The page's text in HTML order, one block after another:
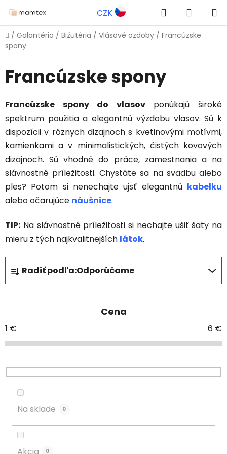
na
obsah
CZK Hľadať
KOŠÍK
Domov
/ Galantéria / Bižutéria / Vlásové ozdoby / Francúzske
spony
Francúzske spony
Francúzske spony do vlasovponúkajú široké
spektrum použitia a elegantnú výzdobu vlasov. Sú k
dispozícii v rôznych dizajnoch s kvetinovými motívmi,
kamienkami a v minimalistických, čistých kovových
dizajnoch. Sú vhodné do práce, zamestnania a na
slávnostné príležitosti. Chystáte sa na svadbu alebo
ples? Potom si nenechajte ujsť elegantnú kabelku
alebo očarujúce náušnice.
TIP: Na slávnostné príležitosti si nechajte ušiť šaty na
mieru z tých najkvalitnejších látok.
R
a
d
i
e
r
o
Radiť podľa:Odporúčame
Cena
1 € 6 €
Na sklade 0
Akcia 0